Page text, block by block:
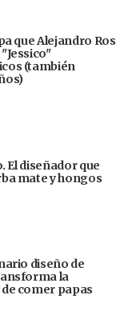
que Alejandro Ros
(también
El diseñador que
mate y hongos
diseño de
la
comer papas